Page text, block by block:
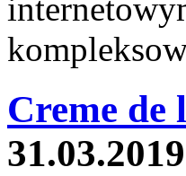
Creme de
31.03.2019